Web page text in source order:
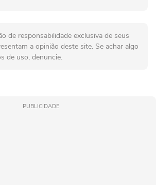
de responsabilidade exclusiva de seus
a opinião deste site. Se achar algo
de uso, denuncie.
PUBLICIDADE